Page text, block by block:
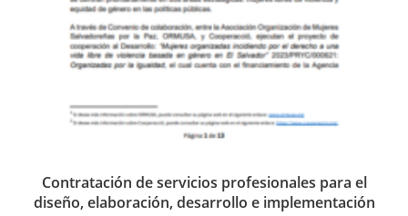
Contratación de servicios profesionales para el
diseño, elaboración, desarrollo e implementación